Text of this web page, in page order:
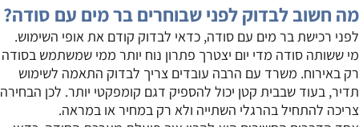
מה חשוב לבדוק לפני שבוחרים בר מים עם סודה?
לפני רכישת בר מים עם סודה, כדאי לבדוק קודם את אופי השימוש.
מי ששותה סודה מדי יום יצטרך פתרון נוח יותר ממי שמשתמש בסודה
רק באירוח. משרד עם הרבה עובדים צריך לבדוק התאמה לשימוש
תדיר, בעוד שבבית קטן יכול להספיק דגם קומפקטי יותר. לכן הבחירה
צריכה להתחיל בהרגלי השתייה ולא רק במחיר או במראה.